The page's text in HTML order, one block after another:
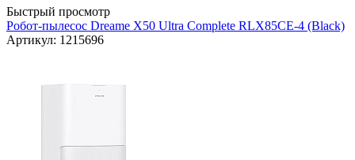
Быстрый просмотр
Робот-пылесос Dreame X50 Ultra Complete RLX85CE-4 (Black)
Артикул: 1215696